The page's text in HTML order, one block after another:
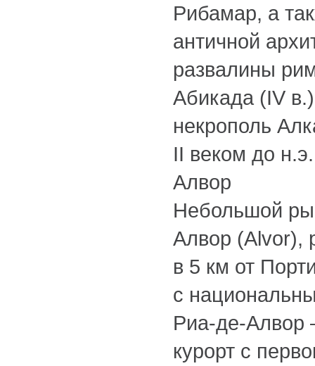
Рибамар, а
античной
развалины
Абикада (IV
некрополь
II веком до н.э.
Алвор
Небольшой
Алвор (Alvor),
в 5 км от
с
Риа-де-Алвор
курорт с